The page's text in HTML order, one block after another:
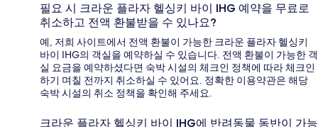
필요 시 크라운 플라자 헬싱키 바이 IHG 예약을 무료로
취소하고 전액 환불받을 수 있나요?
예, 저희 사이트에서 전액 환불이 가능한 크라운 플라자 헬싱키
바이 IHG의 객실을 예약하실 수 있습니다. 전액 환불이 가능한 객
실 요금을 예약하셨다면 숙박 시설의 체크인 정책에 따라 체크인
하기 며칠 전까지 취소하실 수 있어요. 정확한 이용약관은 해당
숙박 시설의 취소 정책을 확인해 주세요.
크라운 플라자 헬싱키 바이 IHG에 반려동물 동반이 가능